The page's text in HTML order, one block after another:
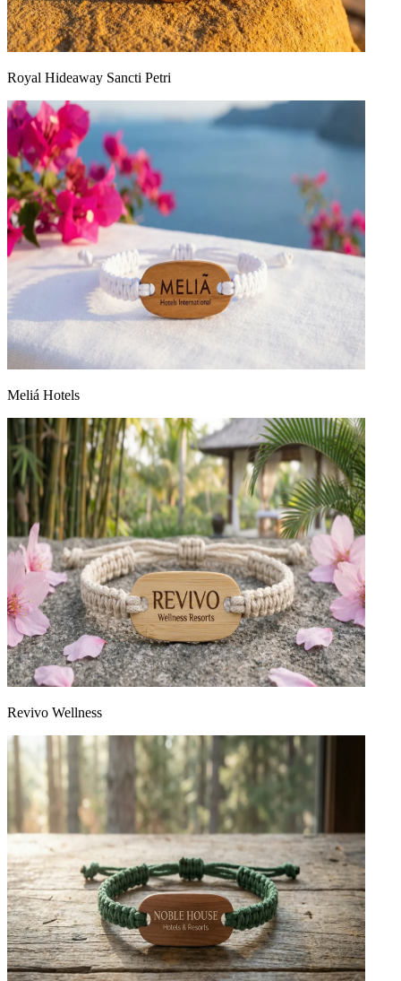
Royal Hideaway Sancti Petri
Meliá Hotels
Revivo Wellness